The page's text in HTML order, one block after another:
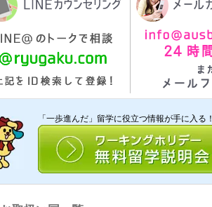
「一歩進んだ」留学に役立つ情報が手に入る！